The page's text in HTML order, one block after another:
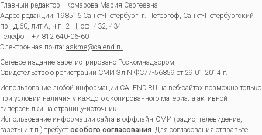
Главный редактор - Комарова Мария Сергеевна
Адрес редакции: 198516 Санкт-Петербург, г. Петергоф, Санкт-Петербургский
пр., д.60, лит.А, ч.п. 2-Н, оф. 432, 434
Телефон: +7 812 640-06-60
Электронная почта: askme@calend.ru
Сетевое издание зарегистрировано Роскомнадзором,
Свидетельство о регистрации СМИ Эл.N ФС77-56859 от 29.01.2014 г.
Использование любой информации CALEND.RU на веб-сайтах возможно только
при условии наличия у каждого скопированного материала активной
гиперссылки на страницу-источник.
Использование информации сайта в оффлайн-СМИ (радио, телевидение,
газеты и т.п.) требуетособого согласования . Для согласования отправьте